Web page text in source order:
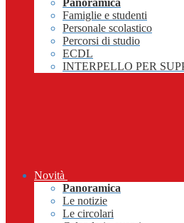
Panoramica
Famiglie e studenti
Personale scolastico
Percorsi di studio
ECDL
INTERPELLO PER
Novità
Panoramica
Le notizie
Le circolari